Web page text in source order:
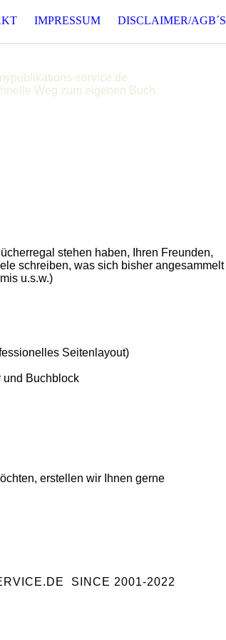
IMPRESSUM DISCLAIMER/AGB´S
service.de
Weg zum eigenen Buch
stehen haben, Ihren Freunden,
schreiben, was sich bisher angesammelt
u.s.w.)
Seitenlayout)
und Buchblock
erstellen wir Ihnen gerne
SINCE 2001-2022